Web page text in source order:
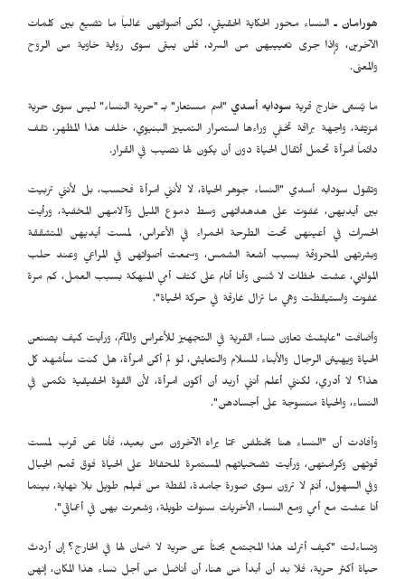
هورامان ـالنساء محور الحكاية الحقيقي، لكن أصواتهن غالباً ما تضيع بين كلمات
الآخرين، وإذا جرى تغييبهن من السرد، فلن يبقى سوى رواية خاوية من الروح
والمعنى.
ما يُسمّى خارج قريةسودابه أسدي "اسم مستعار" بـ "حرية النساء" ليس سوى حرية
مُزيّفة، واجهة براقة تخفي وراءها استمرار التمييز البنيوي، خلف هذا المظهر، تقف
دائماً امرأة تحمل أثقال الحياة دون أن يكون لها نصيب في القرار.
وتقول سودابه أسدي "النساء جوهر الحياة، لا لأنني امرأة فحسب، بل لأنني تربيت
بين أيديهن، غفوت على هدهداتهن وسط دموع الليل وآلامهن المخفية، ورأيت
الحسرات في أعينهن تحت الطرحة الحمراء في الأعراس، لمست أيديهن المتشققة
وبشرتهن المحروقة بسبب أشعة الشمس، وسمعت أصواتهن في المراعي وعند حلب
المواشي، عشت لحظات لا تُنسى وأنا أنام على كتف أمي المنهكة بسبب العمل، كم مرة
غفوت واستيقظت وهي ما تزال غارقة في حركة الحياة".
وأضافت "عايشتُ تعاون نساء القرية في التجهيز للأعراس والمآتم، ورأيت كيف يصنعن
الحياة ويهيئن الرجال والأبناء للسلام والتعايش، لو لم أكن امرأة، هل كنت سأشهد كل
هذا؟ لا أدري، لكنني أعلم أنني أريد أن أكون امرأة، لأن القوة الحقيقية تكمن في
النساء، والحياة منسوجة على أجسادهن".
وأفادت أن "النساء هنا يختلفن عمّا يراه الآخرون من بعيد، فأنا عن قرب لمست
قوتهن وكرامتهن، ورأيت تضحياتهم المستمرة للحفاظ على الحياة فوق قمم الجبال
وفي السهول، أنتم لا ترون سوى صورة جامدة، لقطة من فيلم طويل بلا نهاية، بينما
أنا عشت مع أمي ومع النساء الأخريات سنوات طويلة، وشعرت بهن في أعماقي".
وتساءلت "كيف أترك هذا المجتمع بحثاً عن حرية لا ضمان لها في الخارج؟ إن أردتُ
حياة أكثر حرية، فلا بد أن أبدأ من هنا، أن أناضل من أجل نساء هذا المكان، إنهن